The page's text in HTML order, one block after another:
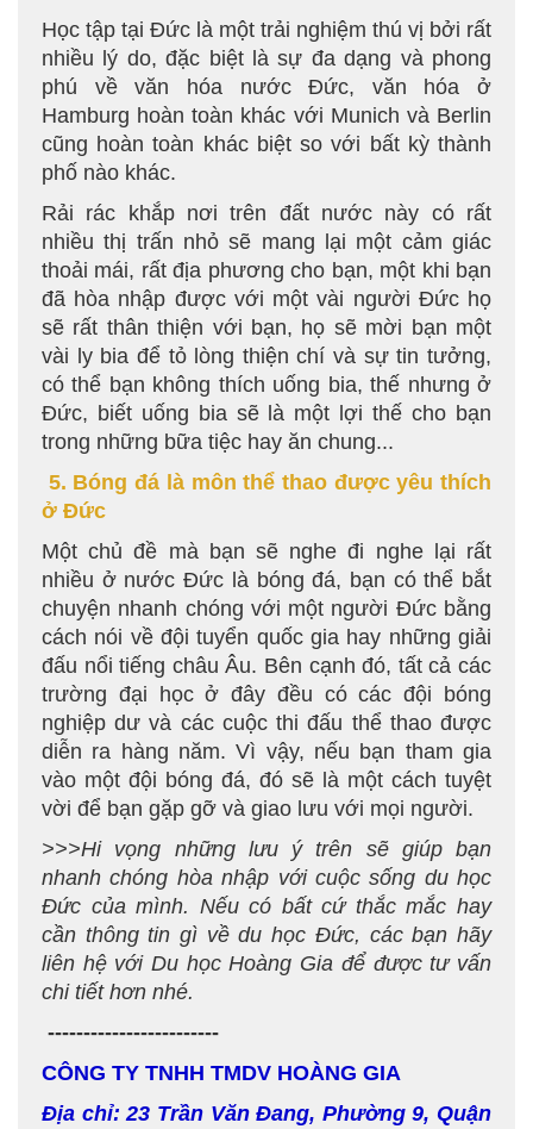
Học tập tại Đức là một trải nghiệm thú vị bởi rất
nhiều lý do, đặc biệt là sự đa dạng và phong
phú về văn hóa nước Đức, văn hóa ở
Hamburg hoàn toàn khác với Munich và Berlin
cũng hoàn toàn khác biệt so với bất kỳ thành
phố nào khác.
Rải rác khắp nơi trên đất nước này có rất
nhiều thị trấn nhỏ sẽ mang lại một cảm giác
thoải mái, rất địa phương cho bạn, một khi bạn
đã hòa nhập được với một vài người Đức họ
sẽ rất thân thiện với bạn, họ sẽ mời bạn một
vài ly bia để tỏ lòng thiện chí và sự tin tưởng,
có thể bạn không thích uống bia, thế nhưng ở
Đức, biết uống bia sẽ là một lợi thế cho bạn
trong những bữa tiệc hay ăn chung...
5. Bóng đá là môn thể thao được yêu thích
ở Đức
Một chủ đề mà bạn sẽ nghe đi nghe lại rất
nhiều ở nước Đức là bóng đá, bạn có thể bắt
chuyện nhanh chóng với một người Đức bằng
cách nói về đội tuyển quốc gia hay những giải
đấu nổi tiếng châu Âu. Bên cạnh đó, tất cả các
trường đại học ở đây đều có các đội bóng
nghiệp dư và các cuộc thi đấu thể thao được
diễn ra hàng năm. Vì vậy, nếu bạn tham gia
vào một đội bóng đá, đó sẽ là một cách tuyệt
vời để bạn gặp gỡ và giao lưu với mọi người.
>>>Hi vọng những lưu ý trên sẽ giúp bạn
nhanh chóng hòa nhập với cuộc sống du học
Đức của mình. Nếu có bất cứ thắc mắc hay
cần thông tin gì về du học Đức, các bạn hãy
liên hệ với Du học Hoàng Gia để được tư vấn
chi tiết hơn nhé.
------------------------
CÔNG TY TNHH TMDV HOÀNG GIA
Địa chỉ: 23 Trần Văn Đang, Phường 9, Quận